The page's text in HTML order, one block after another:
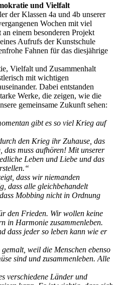
und Vielfalt
der Klassen 4a und 4b unserer
Wochen mit viel
einem besonderen Projekt
Aufrufs der Kunstschule
Fahnen für das diesjährige
Vielfalt und Zusammenhalt
mit wichtigen
Dabei entstanden
Werke, die zeigen, wie die
gemeinsame Zukunft sehen:
gibt es so viel Krieg auf
den Krieg ihr Zuhause, das
muss aufhören! Mit unserer
Leben und Liebe und das
dass wir niemanden
dass alle gleichbehandelt
Mobbing nicht in Ordnung
den Frieden. Wir wollen keine
in Harmonie zusammenleben.
dass jeder so leben kann wie er
gemalt, weil die Menschen ebenso
sind und zusammenleben. Alle
verschiedene Länder und